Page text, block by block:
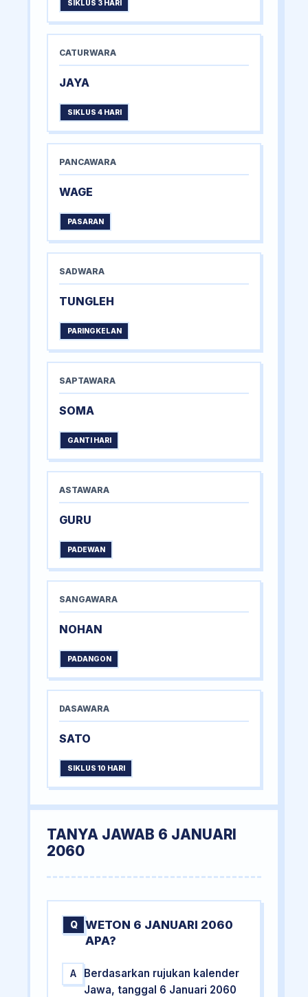
SIKLUS 3 HARI
CATURWARA
JAYA
SIKLUS 4 HARI
PANCAWARA
WAGE
PASARAN
SADWARA
TUNGLEH
PARINGKELAN
SAPTAWARA
SOMA
GANTI HARI
ASTAWARA
GURU
PADEWAN
SANGAWARA
NOHAN
PADANGON
DASAWARA
SATO
SIKLUS 10 HARI
TANYA JAWAB 6 JANUARI
2060
Q
WETON 6 JANUARI 2060
APA?
A
Berdasarkan rujukan kalender
Jawa, tanggal 6 Januari 2060